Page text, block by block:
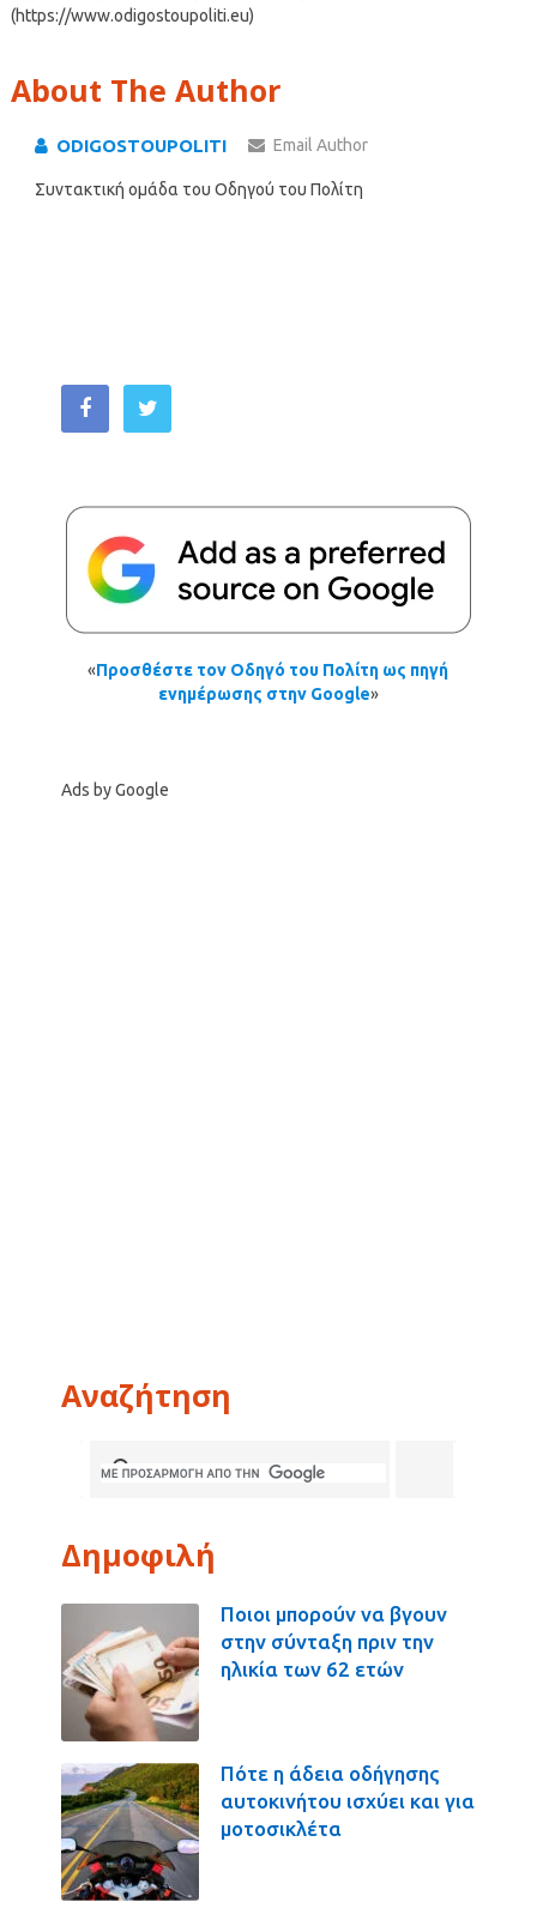
(https://www.odigostoupoliti.eu)
About The Author
ODIGOSTOUPOLITI Email Author
Συντακτική ομάδα του Οδηγού του Πολίτη
«Προσθέστε τον Οδηγό του Πολίτη ως πηγή
ενημέρωσης στην Google»
Ads by Google
Αναζήτηση
Δημοφιλή
Ποιοι μπορούν να βγουν
στην σύνταξη πριν την
ηλικία των 62 ετών
Πότε η άδεια οδήγησης
αυτοκινήτου ισχύει και για
μοτοσικλέτα